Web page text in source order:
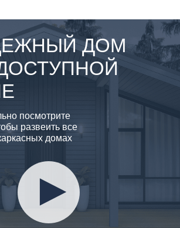
ДОМ
посмотрите
развеить все
домах